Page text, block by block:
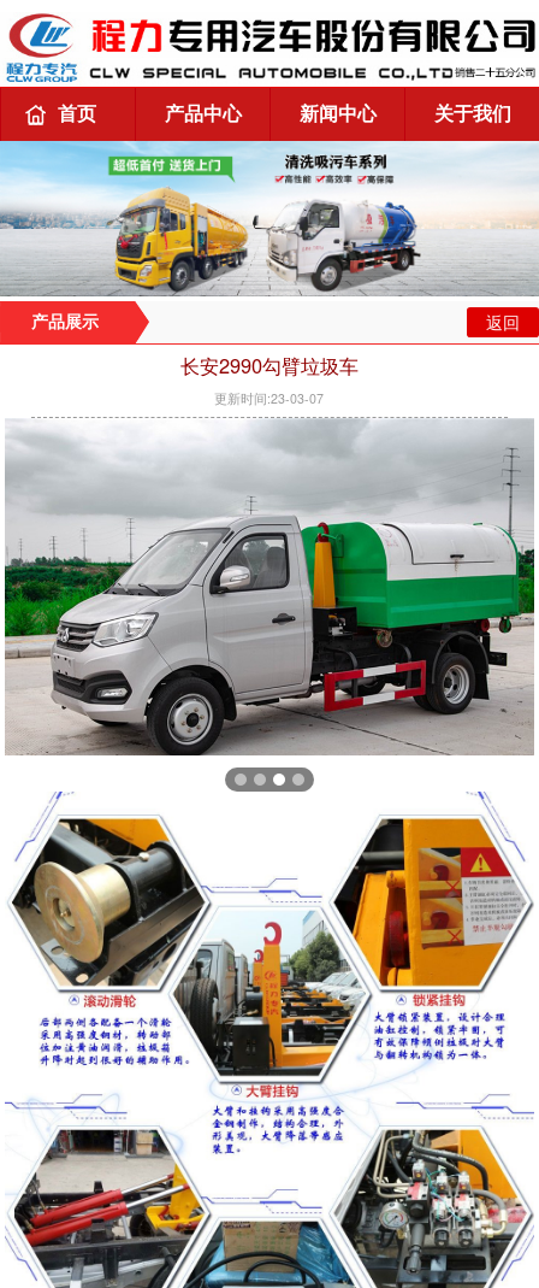
首页 产品中心 新闻中心 关于我们
产品展示 返回
长安2990勾臂垃圾车
更新时间:23-03-07